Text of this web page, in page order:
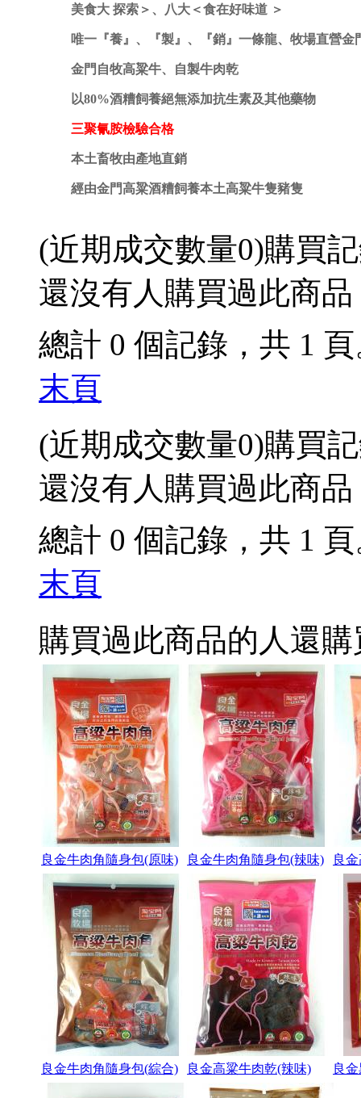
美食大 探索＞、八大＜食在好味道 ＞
唯一『養』、『製』、『銷』一條龍、牧場直營金
金門自牧高粱牛、自製牛肉乾
以80%酒糟飼養絕無添加抗生素及其他藥物
三聚氰胺檢驗合格
本土畜牧由產地直銷
經由金門高粱酒糟飼養本土高粱牛隻豬隻
(近期成交數量0)購買
還沒有人購買過此商品
總計 0 個記錄，共 1
末頁
(近期成交數量0)購買
還沒有人購買過此商品
總計 0 個記錄，共 1
末頁
購買過此商品的人還購
良金牛肉角隨身包(原味) 良金牛肉角隨身包(辣味) 良
良金牛肉角隨身包(綜合) 良金高粱牛肉乾(辣味) 良